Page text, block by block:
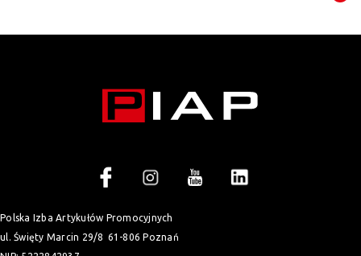
Polska Izba Artykułów Promocyjnych
ul. Święty Marcin 29/8 61-806 Poznań